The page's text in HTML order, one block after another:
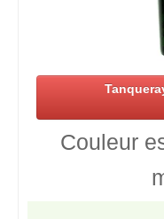
Couleur